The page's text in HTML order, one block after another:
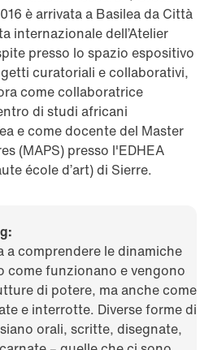
è arrivata a Basilea da Città
internazionale dell’Atelier
presso lo spazio espositivo
curatoriali e collaborativi,
come collaboratrice
di studi africani
e come docente del Master
(MAPS) presso l'EDHEA
école d’art) di Sierre.
a comprendere le dinamiche
come funzionano e vengono
di potere, ma anche come
e interrotte. Diverse forme di
orali, scritte, disegnate,